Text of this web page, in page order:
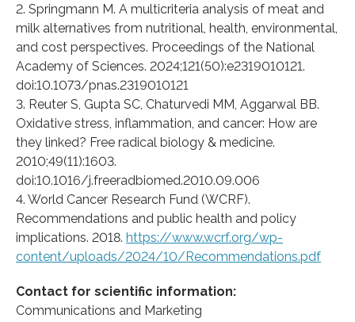
2. Springmann M. A multicriteria analysis of meat and
milk alternatives from nutritional, health, environmental,
and cost perspectives. Proceedings of the National
Academy of Sciences. 2024;121(50):e2319010121.
doi:10.1073/pnas.2319010121
3. Reuter S, Gupta SC, Chaturvedi MM, Aggarwal BB.
Oxidative stress, inflammation, and cancer: How are
they linked? Free radical biology & medicine.
2010;49(11):1603.
doi:10.1016/j.freeradbiomed.2010.09.006
4. World Cancer Research Fund (WCRF).
Recommendations and public health and policy
implications. 2018. https://www.wcrf.org/wp-
content/uploads/2024/10/Recommendations.pdf
Contact for scientific information:
Communications and Marketing